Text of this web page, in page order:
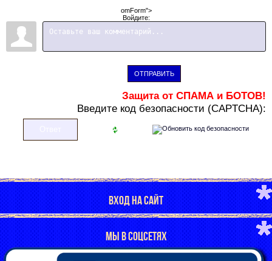
omForm">
Войдите:
ОТПРАВИТЬ
Защита от СПАМА и БОТОВ!
Введите код безопасности (CAPTCHA):
ВХОД НА САЙТ
МЫ В СОЦСЕТЯХ